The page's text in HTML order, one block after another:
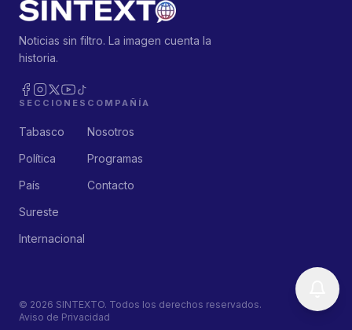
Noticias sin filtro. La imagen cuenta la
historia.
SECCIONES
Tabasco
Política
País
Sureste
Internacional
COMPAÑÍA
Nosotros
Programas
Contacto
© 2026 SINTEXTO. Todos los derechos reservados.
Aviso de Privacidad